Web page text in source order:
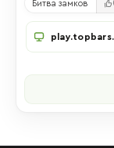
Битва замков